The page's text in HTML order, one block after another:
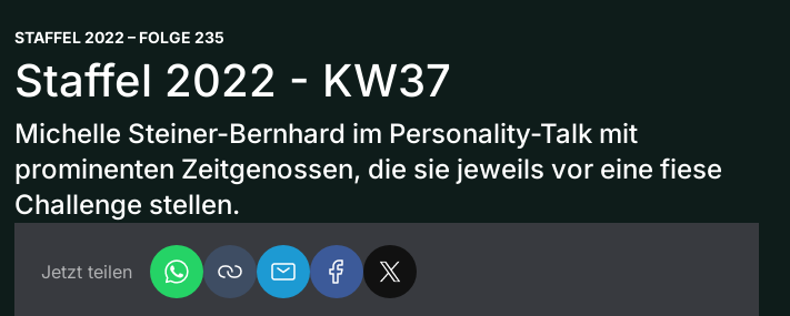
STAFFEL 2022 – FOLGE 235
Staffel 2022 - KW37
Michelle Steiner-Bernhard im Personality-Talk mit
prominenten Zeitgenossen, die sie jeweils vor eine fiese
Challenge stellen.
Jetzt teilen